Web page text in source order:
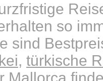
so
sind
, türkische